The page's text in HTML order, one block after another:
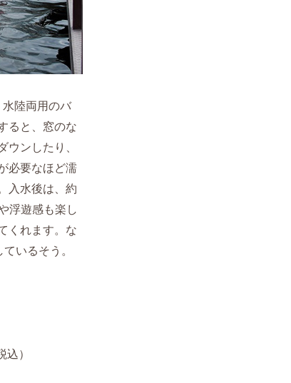
陸両用のバ
ると、窓のな
ンしたり、
必要なほど濡
入水後は、約
浮遊感も楽し
くれます。な
いるそう。
）